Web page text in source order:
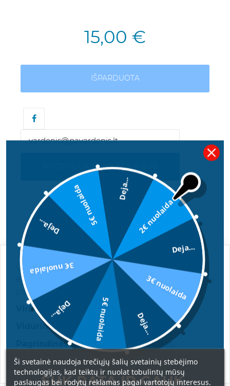
15,00 €
IŠPARDUOTA
INFORMUOKITE MANE KAI BUS
APRAŠYMAS
Gaivus ir jausmingas aromatas su
elegantiškomis natomis, kuris savo braižu
panašus įChanel Allure Sport kvepalus.
Viršutinės natos:mandarinai, citrusai
Vidurinės natos:
kedras, tonka pupelės
Pagrindinės natos:baltasis muskusas,
bergamotė
Ši svetainė naudoja trečiųjų šalių svetainių stebėjimo
technologijas, kad teiktų ir nuolat tobulintų mūsų
paslaugas bei rodytų reklamas pagal vartotojų interesus.
2€ nuolaida
Deja...
3€ nuolaida
Deja...
5€ nuolaida
Deja...
3€ nuolaida
Deja... 5€ nuolaida Deja...
SUK RATĄ IR GAUK